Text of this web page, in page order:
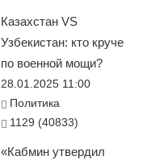
Казахстан VS
Узбекистан: кто круче
по военной мощи?
28.01.2025 11:00
Политика
1129 (40833)
«Кабмин утвердил